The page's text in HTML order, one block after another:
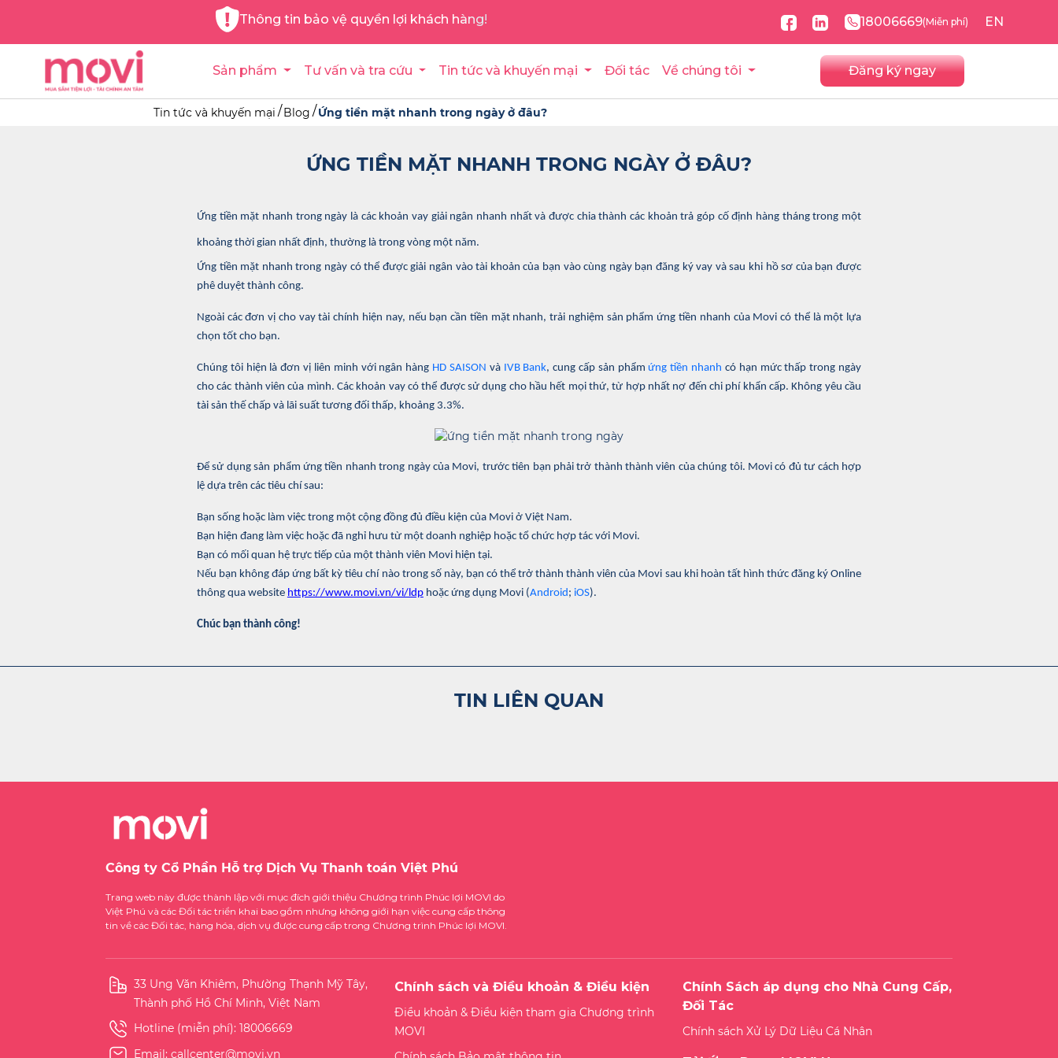
Thông tin bảo vệ quyền lợi khách hàng! 18006669(Miễn phí) EN
Sản phẩm Tư vấn và tra cứu Tin tức và khuyến mại Đối tác Về chúng tôi Đăng ký ngay
Tin tức và khuyến mại Blog Ứng tiền mặt nhanh trong ngày ở đâu?
ỨNG TIỀN MẶT NHANH TRONG NGÀY Ở ĐÂU?
Ứng tiền mặt nhanh trong ngày là các khoản vay giải ngân nhanh nhất và được chia thành các khoản trả góp cố định hàng tháng trong một
khoảng thời gian nhất định, thường là trong vòng một năm.
Ứng tiền mặt nhanh trong ngày có thể được giải ngân vào tài khoản của bạn vào cùng ngày bạn đăng ký vay và sau khi hồ sơ của bạn được
phê duyệt thành công.
Ngoài các đơn vị cho vay tài chính hiện nay, nếu bạn cần tiền mặt nhanh, trải nghiệm sản phẩm ứng tiền nhanh của Movi có thể là một lựa
chọn tốt cho bạn.
Chúng tôi hiện là đơn vị liên minh với ngân hàng HD SAISON và IVB Bank, cung cấp sản phẩm ứng tiền nhanh có hạn mức thấp trong ngày
cho các thành viên của mình. Các khoản vay có thể được sử dụng cho hầu hết mọi thứ, từ hợp nhất nợ đến chi phí khẩn cấp. Không yêu cầu
tài sản thế chấp và lãi suất tương đối thấp, khoảng 3.3%.
Để sử dụng sản phẩm ứng tiền nhanh trong ngày của Movi, trước tiên bạn phải trở thành thành viên của chúng tôi. Movi có đủ tư cách hợp
lệ dựa trên các tiêu chí sau:
Bạn sống hoặc làm việc trong một cộng đồng đủ điều kiện của Movi ở Việt Nam.
Bạn hiện đang làm việc hoặc đã nghỉ hưu từ một doanh nghiệp hoặc tổ chức hợp tác với Movi.
Bạn có mối quan hệ trực tiếp của một thành viên Movi hiện tại.
Nếu bạn không đáp ứng bất kỳ tiêu chí nào trong số này, bạn có thể trở thành thành viên của Movi sau khi hoàn tất hình thức đăng ký Online
thông qua website https://www.movi.vn/vi/ldphoặc ứng dụng Movi (Android ; iOS).
Chúc bạn thành công!
TIN LIÊN QUAN
Công ty Cổ Phần Hỗ trợ Dịch Vụ Thanh toán Việt Phú
Trang web này được thành lập với mục đích giới thiệu Chương trình Phúc lợi MOVI do
Việt Phú và các Đối tác triển khai bao gồm nhưng không giới hạn việc cung cấp thông
tin về các Đối tác, hàng hóa, dịch vụ được cung cấp trong Chương trình Phúc lợi MOVI.
33 Ung Văn Khiêm, Phường Thạnh Mỹ Tây,
Thành phố Hồ Chí Minh, Việt Nam
Hotline (miễn phí): 18006669
Email: callcenter@movi.vn
Chính sách và Điều khoản & Điều kiện
Điều khoản & Điều kiện tham gia Chương trình
MOVI
Chính Sách áp dụng cho Nhà Cung Cấp,
Đối Tác
Chính sách Xử Lý Dữ Liệu Cá Nhân